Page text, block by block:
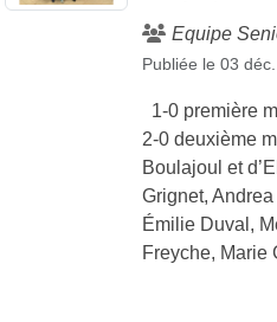
Equipe
Publiée le 03
1-0 première
2-0 deuxième
Boulajoul et
Grignet,
Émilie Duval,
Freyche, Marie